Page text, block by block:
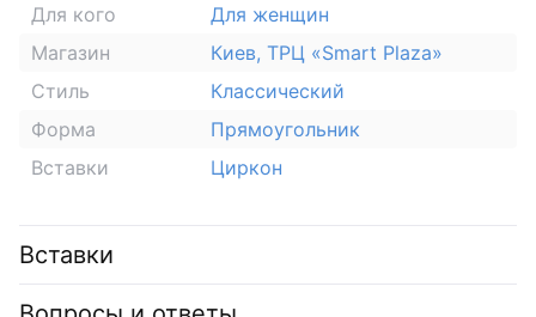
Для кого
Для женщин
Магазин
Киев, ТРЦ «Smart Plaza»
Стиль
Классический
Форма
Прямоугольник
Вставки
Циркон
Вставки